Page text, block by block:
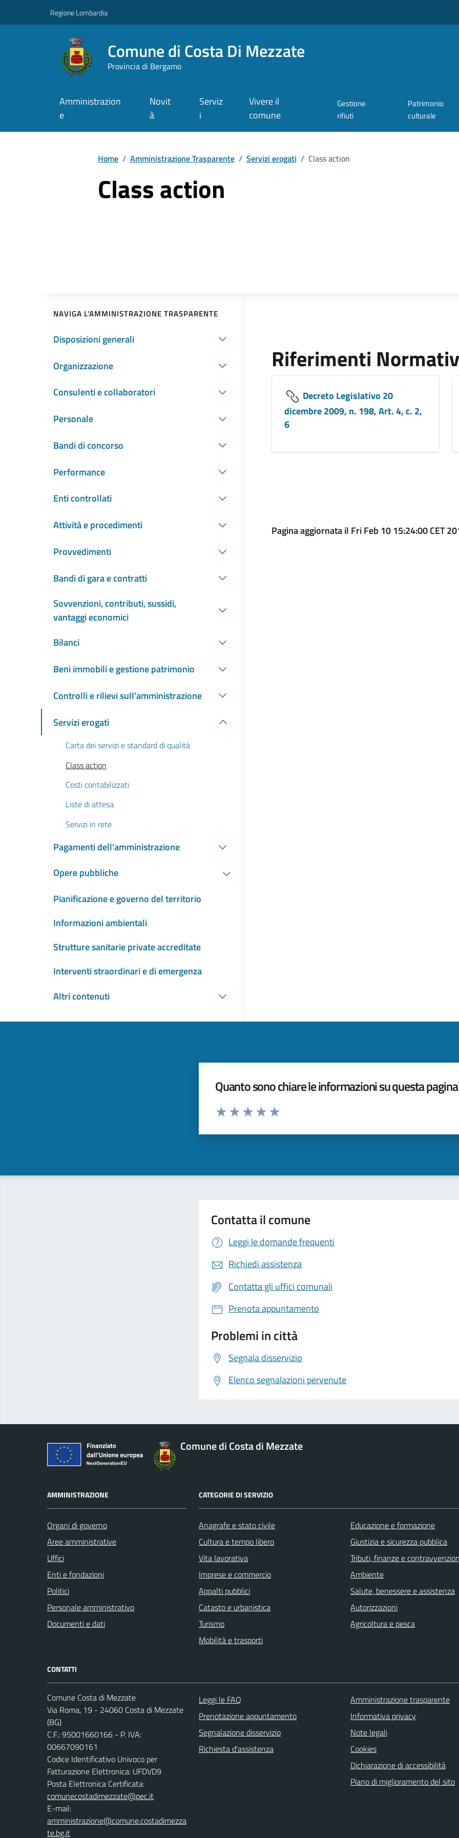
Regione Lombardia
Comune di Costa Di Mezzate
Provincia di Bergamo
Amministrazion
e
Novit
à
Serviz
i
Vivere il
comune
Gestione
rifiuti
Patrimonio
culturale
Home / Amministrazione Trasparente / Servizi erogati / Class action
Class action
NAVIGA L'AMMINISTRAZIONE TRASPARENTE
Disposizioni generali
Organizzazione
Consulenti e collaboratori
Personale
Bandi di concorso
Performance
Enti controllati
Attività e procedimenti
Provvedimenti
Bandi di gara e contratti
Sovvenzioni, contributi, sussidi,
vantaggi economici
Bilanci
Beni immobili e gestione patrimonio
Controlli e rilievi sull'amministrazione
Servizi erogati
Carta dei servizi e standard di qualità
Class action
Costi contabilizzati
Liste di attesa
Servizi in rete
Pagamenti dell'amministrazione
Opere pubbliche
Pianificazione e governo del territorio
Informazioni ambientali
Strutture sanitarie private accreditate
Interventi straordinari e di emergenza
Altri contenuti
Riferimenti
Decreto Legislativo 20
dicembre 2009, n. 198, Art. 4, c. 2,
6
Pagina aggiornata il Fri Feb 10 15:24:00 CET
Quanto sono chiare le informazioni su questa
Valuta da 1 a 5 stelle la pagina
Contatta il comune
Leggi le domande frequenti
Richiedi assistenza
Contatta gli uffici comunali
Prenota appuntamento
Problemi in città
Segnala disservizio
Elenco segnalazioni pervenute
Comune di Costa di Mezzate
AMMINISTRAZIONE
Organi di governo
Aree amministrative
Uffici
Enti e fondazioni
Politici
Personale amministrativo
Documenti e dati
CATEGORIE DI SERVIZIO
Anagrafe e stato civile
Cultura e tempo libero
Vita lavorativa
Imprese e commercio
Appalti pubblici
Catasto e urbanistica
Turismo
Mobilità e trasporti
Educazione e formazione
Giustizia e sicurezza pubblica
Tributi, finanze e
Ambiente
Salute, benessere e assistenza
Autorizzazioni
Agricoltura e pesca
CONTATTI
Comune Costa di Mezzate
Via Roma, 19 - 24060 Costa di Mezzate
(BG)
C.F.: 95001660166 - P. IVA:
00667090161
Codice Identificativo Univoco per
Fatturazione Elettronica: UFDVD9
Posta Elettronica Certificata:
comunecostadimezzate@pec.it
E-mail:
amministrazione@comune.costadimezza
te.bg.it
Leggi le FAQ
Prenotazione appuntamento
Segnalazione disservizio
Richiesta d'assistenza
Amministrazione trasparente
Informativa privacy
Note legali
Cookies
Dichiarazione di accessibilità
Piano di miglioramento del sito